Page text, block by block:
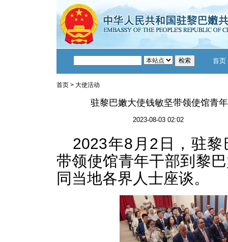
首页
首页 > 大使活动
驻黎巴嫩大使钱敏坚带领使馆青
2023-08-03 02:02
2023年8月2日，驻
带领使馆青年干部到黎
同当地各界人士座谈。